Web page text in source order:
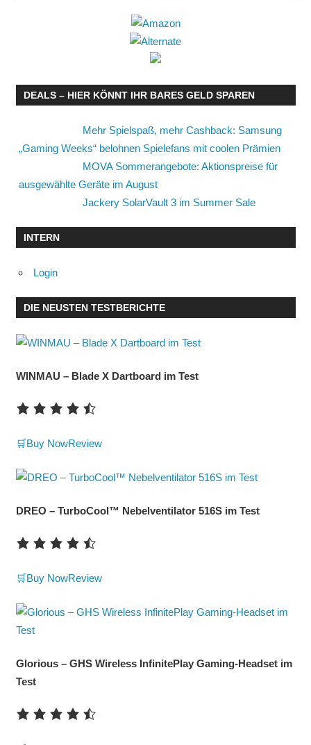
DEALS – HIER KÖNNT IHR BARES GELD SPAREN
Mehr Spielspaß, mehr Cashback: Samsung
„Gaming Weeks“ belohnen Spielefans mit coolen Prämien
MOVA Sommerangebote: Aktionspreise für
ausgewählte Geräte im August
Jackery SolarVault 3 im Summer Sale
INTERN
Login
DIE NEUSTEN TESTBERICHTE
WINMAU – Blade X Dartboard im Test
🛒Buy NowReview
DREO – TurboCool™ Nebelventilator 516S im Test
🛒Buy NowReview
Glorious – GHS Wireless InfinitePlay Gaming-Headset im
Test